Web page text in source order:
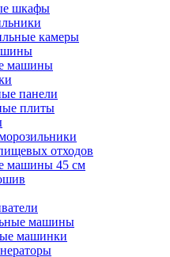
шкафы
камеры
машины
панели
плиты
отходов
машины 45 см
машины
машинки